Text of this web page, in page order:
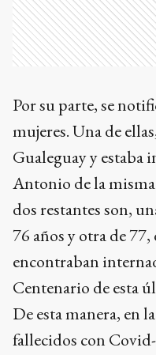
Por su parte, se
mujeres. Una de
Gualeguay y estaba
Antonio de la
dos restantes son,
76 años y otra de
encontraban
Centenario de esta
De esta manera, en
fallecidos con